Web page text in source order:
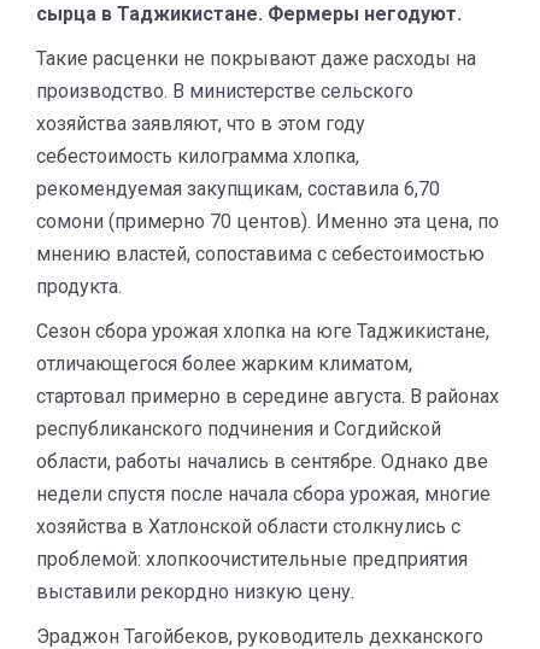
сырца в Таджикистане. Фермеры негодуют.
Такие расценки не покрывают даже расходы на
производство. В министерстве сельского
хозяйства заявляют, что в этом году
себестоимость килограмма хлопка,
рекомендуемая закупщикам, составила 6,70
сомони (примерно 70 центов). Именно эта цена, по
мнению властей, сопоставима с себестоимостью
продукта.
Сезон сбора урожая хлопка на юге Таджикистане,
отличающегося более жарким климатом,
стартовал примерно в середине августа. В районах
республиканского подчинения и Согдийской
области, работы начались в сентябре. Однако две
недели спустя после начала сбора урожая, многие
хозяйства в Хатлонской области столкнулись с
проблемой: хлопкоочистительные предприятия
выставили рекордно низкую цену.
Эраджон Тагойбеков, руководитель дехканского